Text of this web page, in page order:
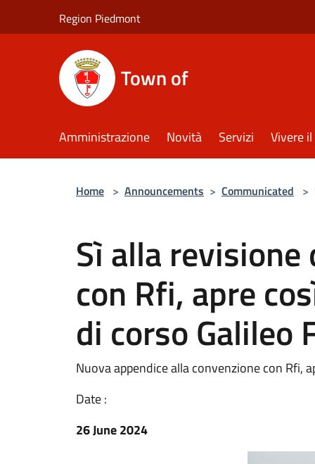
Region Piedmont
Town of
Amministrazione Novità Servizi Vivere
Home > Announcements > Communicated >
Sì alla revisione
con Rfi, apre
di corso Galileo
Nuova appendice alla convenzione con Rfi,
Date :
26 June 2024